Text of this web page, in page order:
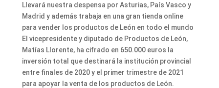
Llevará nuestra despensa por Asturias, País Vasco y
Madrid y además trabaja en una gran tienda online
para vender los productos de León en todo el mundo
El vicepresidente y diputado de Productos de León,
Matías Llorente, ha cifrado en 650.000 euros la
inversión total que destinará la institución provincial
entre finales de 2020 y el primer trimestre de 2021
para apoyar la venta de los productos de León.